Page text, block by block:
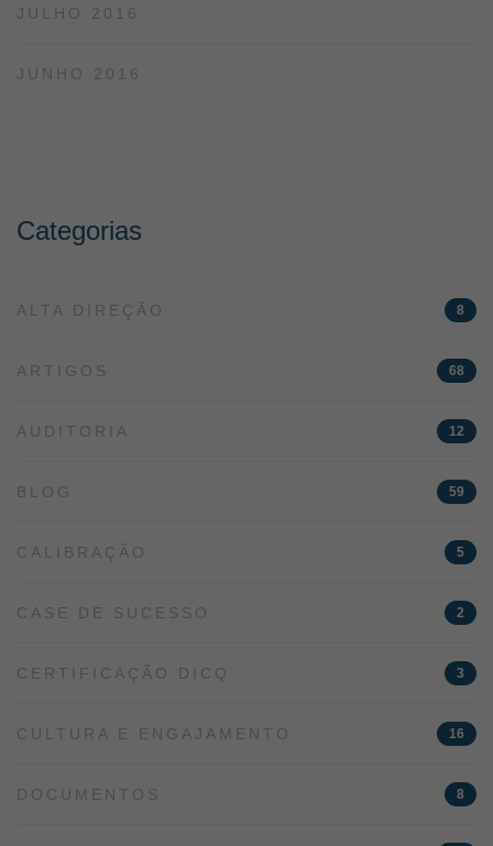
JULHO 2016
JUNHO 2016
Categorias
ALTA DIREÇÃO 8
ARTIGOS 68
AUDITORIA 12
BLOG 59
CALIBRAÇÃO 5
CASE DE SUCESSO 2
CERTIFICAÇÃO DICQ 3
CULTURA E ENGAJAMENTO 16
DOCUMENTOS 8